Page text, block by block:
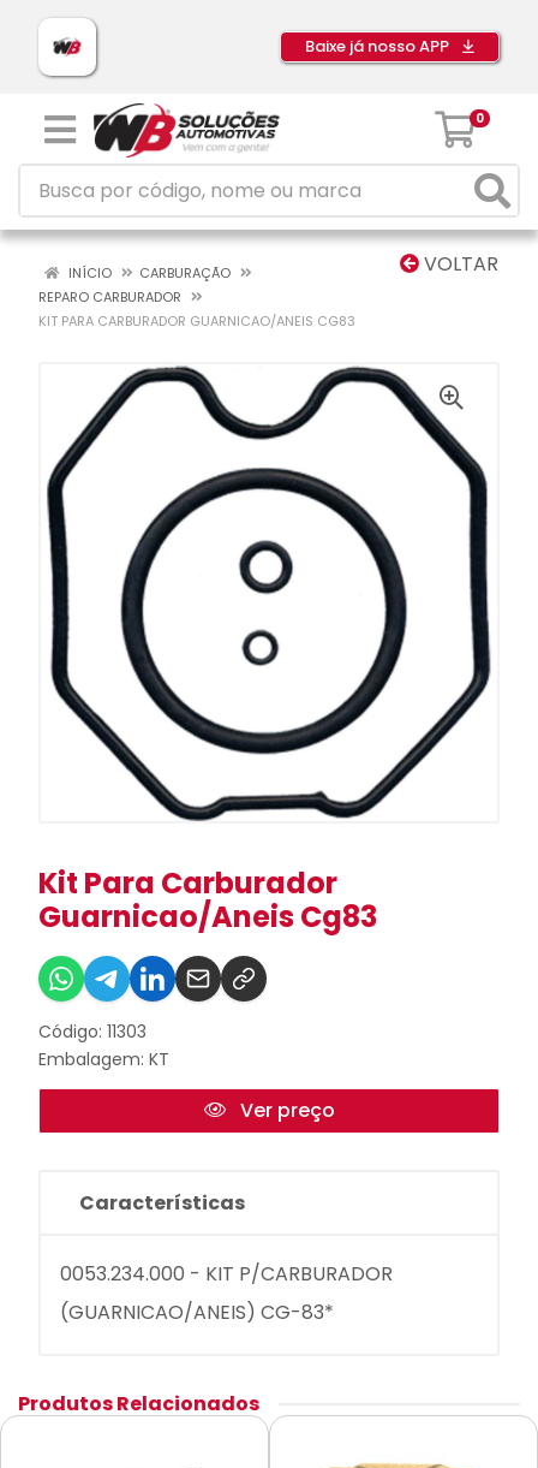
Baixe já nosso APP
0
VOLTAR
INÍCIO
CARBURAÇÃO
REPARO CARBURADOR
KIT PARA CARBURADOR GUARNICAO/ANEIS CG83
Kit Para Carburador
Guarnicao/Aneis Cg83
Código: 11303
Embalagem: KT
Ver preço
Características
0053.234.000 - KIT P/CARBURADOR
(GUARNICAO/ANEIS) CG-83*
Produtos Relacionados